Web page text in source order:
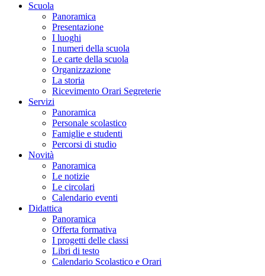
Scuola
Panoramica
Presentazione
I luoghi
I numeri della scuola
Le carte della scuola
Organizzazione
La storia
Ricevimento Orari Segreterie
Servizi
Panoramica
Personale scolastico
Famiglie e studenti
Percorsi di studio
Novità
Panoramica
Le notizie
Le circolari
Calendario eventi
Didattica
Panoramica
Offerta formativa
I progetti delle classi
Libri di testo
Calendario Scolastico e Orari